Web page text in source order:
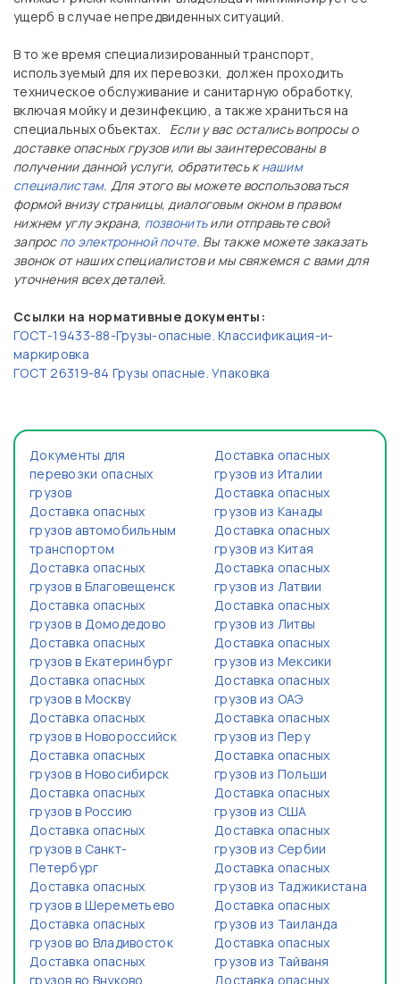
ущерб в случае непредвиденных ситуаций.
В то же время специализированный транспорт,
используемый для их перевозки, должен проходить
техническое обслуживание и санитарную обработку,
включая мойку и дезинфекцию, а также храниться на
специальных объектах. Если у вас остались вопросы о
доставке опасных грузов или вы заинтересованы в
получении данной услуги, обратитесь кнашим
специалистам. Для этого вы можете воспользоваться
формой внизу страницы, диалоговым окном в правом
нижнем углу экрана, позвонитьили отправьте свой
запрос по электронной почте. Вы также можете заказать
звонок от наших специалистов и мы свяжемся с вами для
уточнения всех деталей.
Ссылки на нормативные документы:
ГОСТ-19433-88-Грузы-опасные. Классификация-и-
маркировка
ГОСТ 26319-84 Грузы опасные. Упаковка
Документы для
перевозки опасных
грузов
Доставка опасных
грузов автомобильным
транспортом
Доставка опасных
грузов в Благовещенск
Доставка опасных
грузов в Домодедово
Доставка опасных
грузов в Екатеринбург
Доставка опасных
грузов в Москву
Доставка опасных
грузов в Новороссийск
Доставка опасных
грузов в Новосибирск
Доставка опасных
грузов в Россию
Доставка опасных
грузов в Санкт-
Петербург
Доставка опасных
грузов в Шереметьево
Доставка опасных
грузов во Владивосток
Доставка опасных
грузов во Внуково
Доставка опасных
грузов из Италии
Доставка опасных
грузов из Канады
Доставка опасных
грузов из Китая
Доставка опасных
грузов из Латвии
Доставка опасных
грузов из Литвы
Доставка опасных
грузов из Мексики
Доставка опасных
грузов из ОАЭ
Доставка опасных
грузов из Перу
Доставка опасных
грузов из Польши
Доставка опасных
грузов из США
Доставка опасных
грузов из Сербии
Доставка опасных
грузов из Таджикистана
Доставка опасных
грузов из Таиланда
Доставка опасных
грузов из Тайваня
Доставка опасных